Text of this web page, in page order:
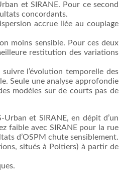
et SIRANE. Pour ce second
concordants.
accrue liée au couplage
moins sensible. Pour ces deux
restitution des variations
l’évolution temporelle des
Seule une analyse approfondie
modèles sur de courts pas de
et SIRANE, en dépit d’un
faible avec SIRANE pour la rue
d’OSPM chute sensiblement.
situés à Poitiers) à partir de